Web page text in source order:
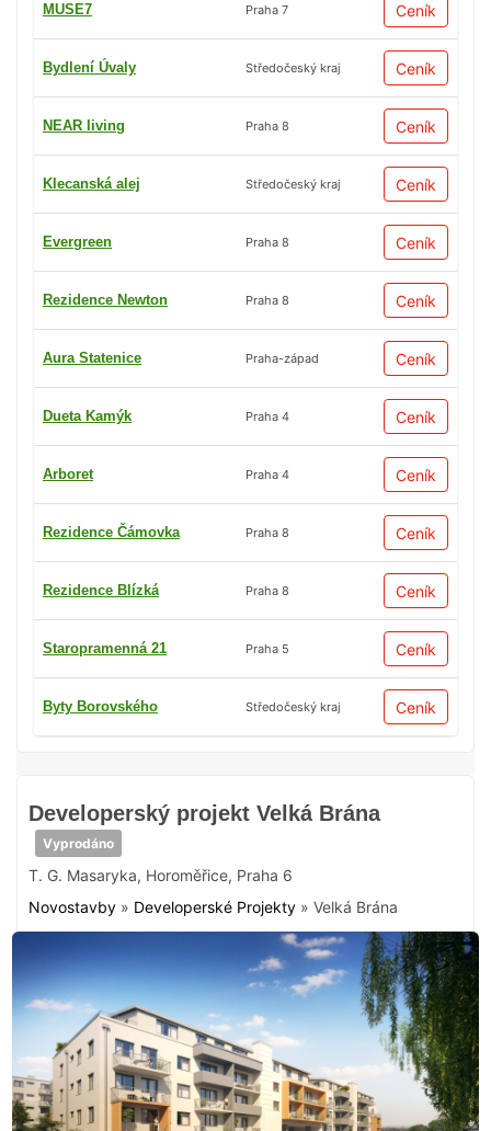
Developerský projekt Velká Brána
Vyprodáno
T. G. Masaryka, Horoměřice, Praha 6
Novostavby » Developerské Projekty » Velká Brána
MUSE7 Praha 7 Ceník
Bydlení Úvaly Středočeský kraj Ceník
NEAR living Praha 8 Ceník
Klecanská alej Středočeský kraj Ceník
Evergreen Praha 8 Ceník
Rezidence Newton Praha 8 Ceník
Aura Statenice Praha-západ Ceník
Dueta Kamýk Praha 4 Ceník
Arboret Praha 4 Ceník
Rezidence Čámovka Praha 8 Ceník
Rezidence Blízká Praha 8 Ceník
Staropramenná 21 Praha 5 Ceník
Byty Borovského Středočeský kraj Ceník